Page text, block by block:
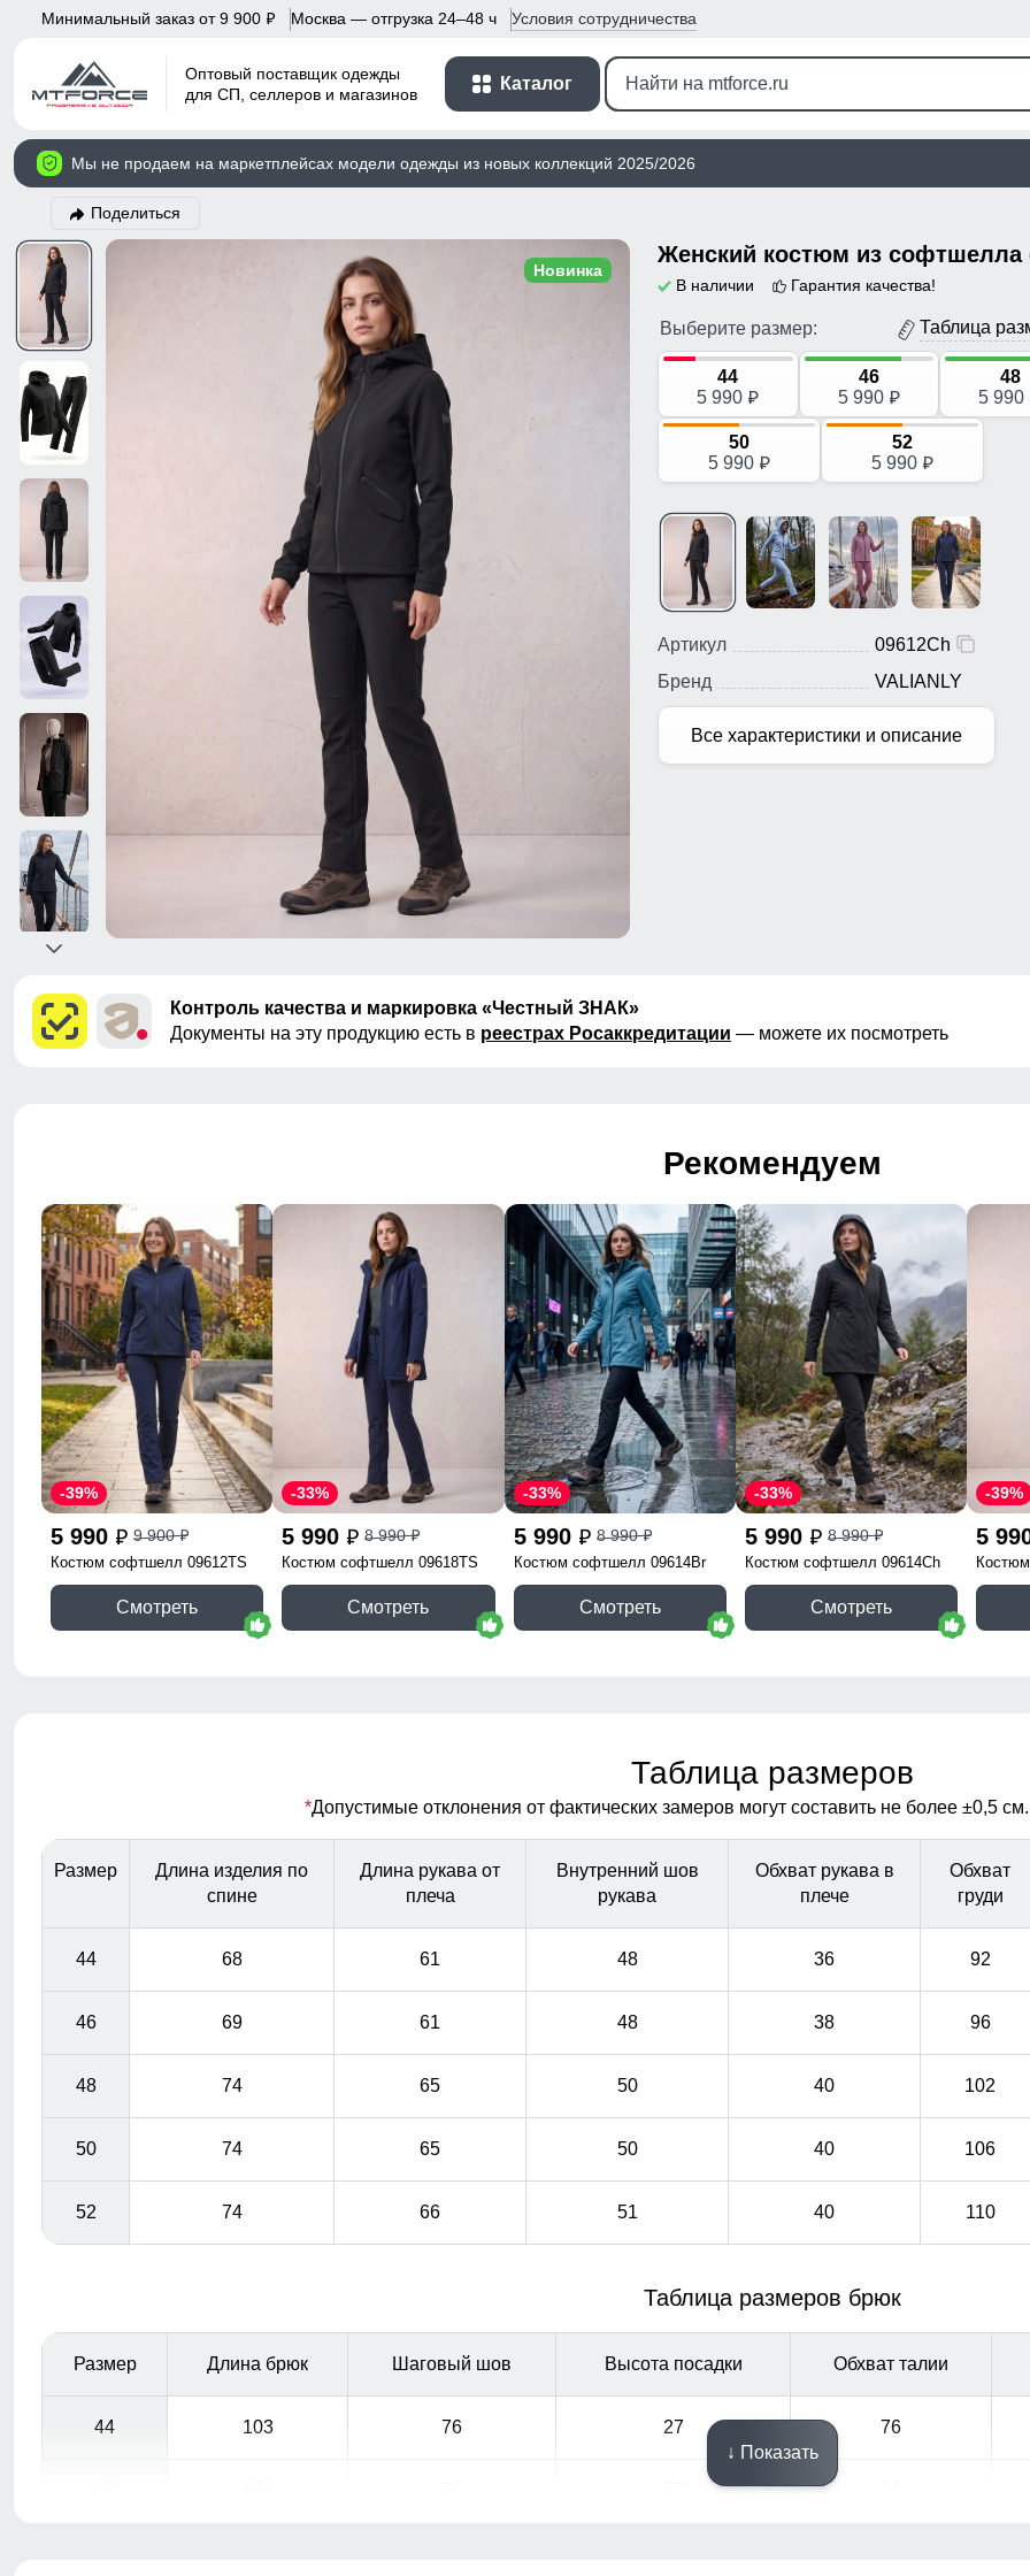
Минимальный заказ от 9 900 p Москва — отгрузка 24–48 ч Условия сотрудничества
Оптовый поставщик одежды
для СП, селлеров и магазинов
Каталог
Мы не продаем на маркетплейсах модели одежды из новых коллекций 2025/2026
Поделиться
Новинка
В наличии Гарантия качества!
Выберите размер: Таблица
44
5 990 p
46
5 990 p
48
5 990
50
5 990 p
52
5 990 p
Артикул
09612Ch
Бренд
VALIANLY
Все характеристики и описание
Контроль качества и маркировка «Честный ЗНАК»
Документы на эту продукцию есть в реестрах Росаккредитации — можете их посмотреть
Рекомендуем
5 990 p 9 900p
-39%
Костюм софтшелл 09612TS
Смотреть
5 990 p 8 990p
-33%
Костюм софтшелл 09618TS
Смотреть
5 990 p 8 990p
-33%
Костюм софтшелл 09614Br
Смотреть
5 990 p 8 990p
-33%
Костюм софтшелл 09614Ch
Смотреть
5
-39%
Таблица размеров
*Допустимые отклонения от фактических замеров могут составить не более ±0,5
Размер
Длина изделия по
спине
Длина рукава от
плеча
Внутренний шов
рукава
Обхват рукава в
плече
Обхват
груди
44 68 61 48 36 92
46 69 61 48 38 96
48 74 65 50 40 102
50 74 65 50 40 106
52 74 66 51 40 110
Таблица размеров брюк
Размер Длина брюк Шаговый шов Высота посадки Обхват талии
44 103 76 27 76
↓ Показать